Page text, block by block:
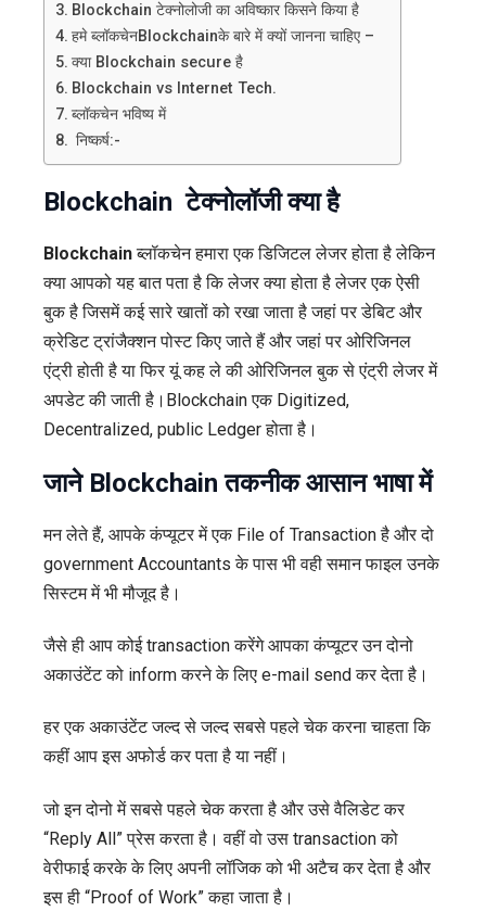
Blockchain टेक्नोलोजी का अविष्कार किसने किया है
हमे ब्लॉकचेनBlockchainके बारे में क्यों जानना चाहिए –
क्या Blockchain secure है
Blockchain vs Internet Tech.
ब्लॉकचेन भविष्य में
निष्कर्ष:-
Blockchain टेक्नोलॉजी क्या है
Blockchainब्लॉकचेन हमारा एक डिजिटल लेजर होता है लेकिन
क्या आपको यह बात पता है कि लेजर क्या होता है लेजर एक ऐसी
बुक है जिसमें कई सारे खातों को रखा जाता है जहां पर डेबिट और
क्रेडिट ट्रांजैक्शन पोस्ट किए जाते हैं और जहां पर ओरिजिनल
एंट्री होती है या फिर यूंकह ले की ओरिजिनल बुक से एंट्री लेजर में
अपडेट की जाती है। Blockchain एक Digitized,
Decentralized, public Ledger होता है।
जाने Blockchain तकनीक आसान भाषा में
मन लेते हैं, आपके कंप्यूटर में एक File of Transaction है और दो
government Accountants के पास भी वही समान फाइल उनके
सिस्टम में भी मौजूद है।
जैसे ही आप कोई transaction करेंगे आपका कंप्यूटर उन दोनो
अकाउंटेंट को inform करने के लिए e-mail send कर देता है।
हर एक अकाउंटेंट जल्द से जल्द सबसे पहले चेक करना चाहता कि
कहीं आप इस अफोर्ड कर पता है या नहीं।
जो इन दोनो में सबसे पहले चेक करता है और उसे वैलिडेट कर
“Reply All” प्रेस करता है। वहीं वो उस transaction को
वेरीफाई करके के लिए अपनी लॉजिक को भी अटैच कर देता है और
इस ही “Proof of Work” कहा जाता है।